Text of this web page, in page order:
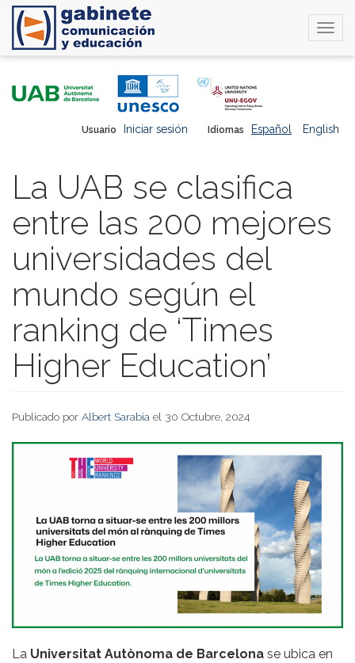
Idiomas Español English
Usuario Iniciar sesión
La UAB se clasifica
entre las 200 mejores
universidades del
mundo según el
ranking de ‘Times
Higher Education’
Publicado por Albert Sarabia el 30 Octubre, 2024
La Universitat Autònoma de Barcelona se ubica en